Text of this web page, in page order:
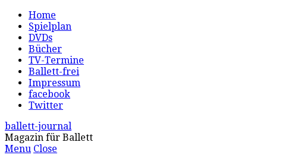
Home
Spielplan
DVDs
Bücher
TV-Termine
Ballett-frei
Impressum
facebook
Twitter
ballett-journal
Magazin für Ballett
Menu Close